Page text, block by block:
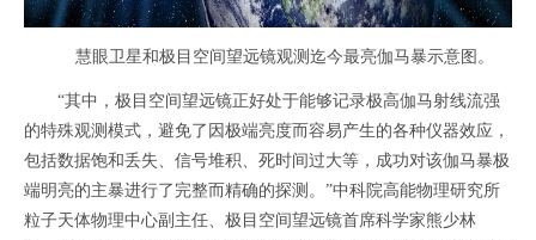
慧眼卫星和极目空间望远镜观测迄今最亮伽马暴示意图。
“其中，极目空间望远镜正好处于能够记录极高伽马射线流强
的特殊观测模式，避免了因极端亮度而容易产生的各种仪器效应，
包括数据饱和丢失、信号堆积、死时间过大等，成功对该伽马暴极
端明亮的主暴进行了完整而精确的探测。”中科院高能物理研究所
粒子天体物理中心副主任、极目空间望远镜首席科学家熊少林